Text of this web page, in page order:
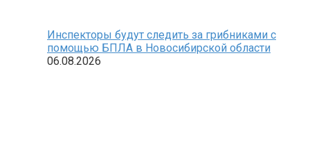
Инспекторы будут следить за грибниками с
помощью БПЛА в Новосибирской области
06.08.2026